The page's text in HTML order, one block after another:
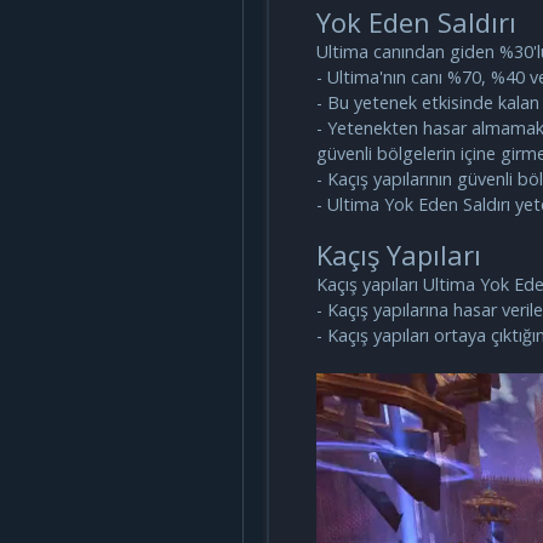
Yok Eden Saldırı
Ultima canından giden
- Ultima'nın canı %70, %40
- Bu yetenek etkisinde
- Yetenekten hasar
güvenli bölgelerin içine
- Kaçış yapılarının güvenli
- Ultima Yok Eden Saldırı
Kaçış Yapıları
Kaçış yapıları Ultima Yok
- Kaçış yapılarına hasar
- Kaçış yapıları ortaya